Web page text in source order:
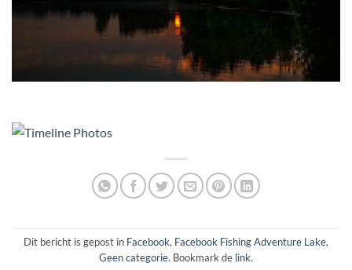
Dit bericht is gepost in Facebook, Facebook Fishing Adventure Lake,
Geen categorie. Bookmark de link.